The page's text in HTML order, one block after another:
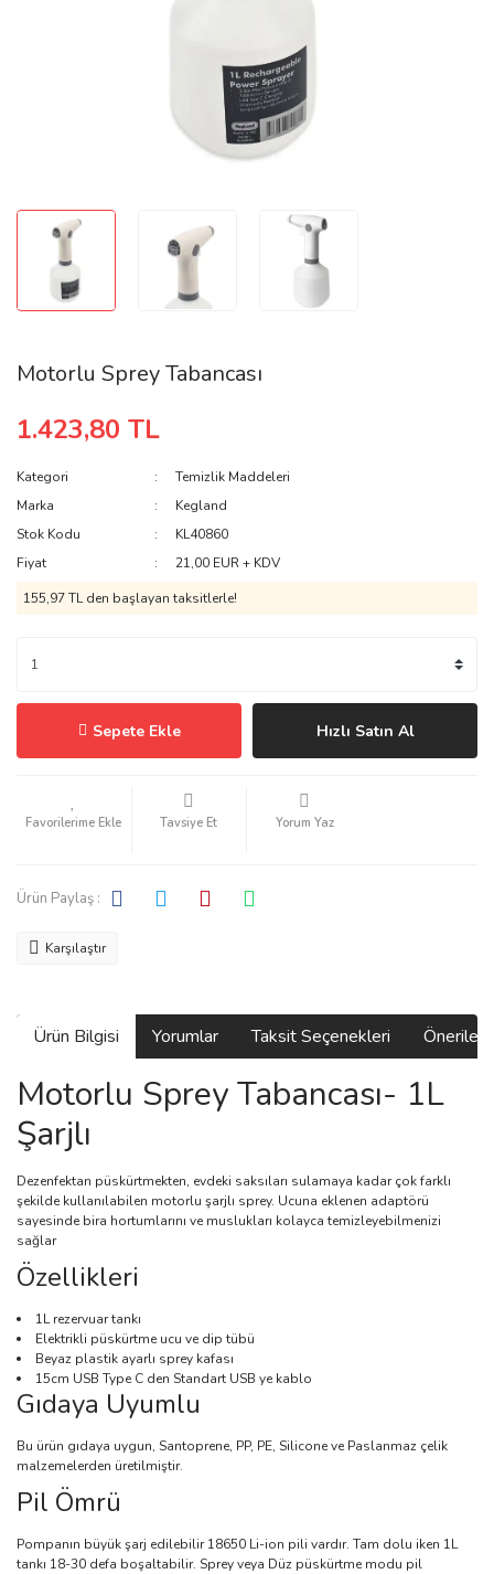
Motorlu Sprey Tabancası
1.423,80 TL
Kategori
Temizlik Maddeleri
Marka
Kegland
Stok Kodu
KL40860
Fiyat
21,00 EUR + KDV
155,97 TL den başlayan taksitlerle!
Sepete Ekle Hızlı Satın Al
Tavsiye Et Yorum Yaz
Ürün Paylaş :
Karşılaştır
Ürün Bilgisi Yorumlar Taksit Seçenekleri
Motorlu Sprey Tabancası- 1L
Şarjlı
Dezenfektan püskürtmekten, evdeki saksıları sulamaya kadar çok farklı
şekilde kullanılabilen motorlu şarjlı sprey. Ucuna eklenen adaptörü
sayesinde bira hortumlarını ve muslukları kolayca temizleyebilmenizi
sağlar
Özellikleri
1L rezervuar tankı
Elektrikli püskürtme ucu ve dip tübü
Beyaz plastik ayarlı sprey kafası
15cm USB Type C den Standart USB ye kablo
Gıdaya Uyumlu
Bu ürün gıdaya uygun, Santoprene, PP, PE, Silicone ve Paslanmaz çelik
malzemelerden üretilmiştir.
Pil Ömrü
Pompanın büyük şarj edilebilir 18650 Li-ion pili vardır. Tam dolu iken 1L
tankı 18-30 defa boşaltabilir. Sprey veya Düz püskürtme modu pil